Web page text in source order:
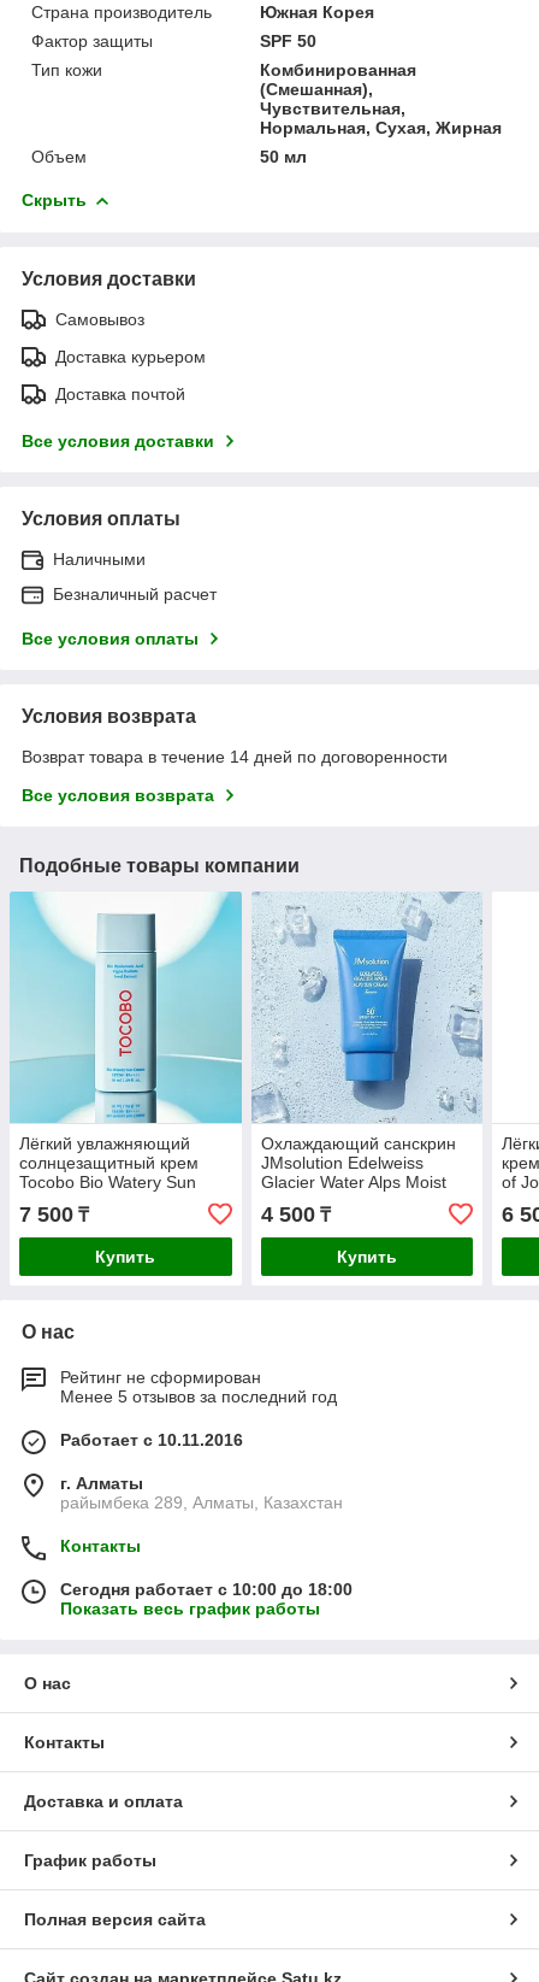
Страна производитель
Южная Корея
Фактор защиты
SPF 50
Тип кожи
Комбинированная
(Смешанная),
Чувствительная,
Нормальная, Сухая, Жирная
Объем
50 мл
Скрыть
Условия доставки
Самовывоз
Доставка курьером
Доставка почтой
Все условия доставки
Условия оплаты
Наличными
Безналичный расчет
Все условия оплаты
Условия возврата
Возврат товара в течение 14 дней по договоренности
Все условия возврата
Подобные товары компании
Лёгкий увлажняющий
солнцезащитный крем
Tocobo Bio Watery Sun
Cream SPF50+ PA++++
7 500 ₸
Купить
Охлаждающий санскрин
JMsolution Edelweiss
Glacier Water Alps Moist
Suncream Snow SPF 50+
PA++++
4 500₸
Купить
of
6
О нас
Рейтинг не сформирован
Менее 5 отзывов за последний год
Работает с 10.11.2016
г. Алматы
райымбека 289, Алматы, Казахстан
Контакты
Сегодня работает с 10:00 до 18:00
Показать весь график работы
О нас
Контакты
Доставка и оплата
График работы
Полная версия сайта